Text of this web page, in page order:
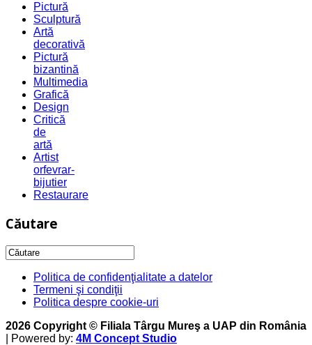
Pictură
Sculptură
Artă
decorativă
Pictură
bizantină
Multimedia
Grafică
Design
Critică
de
artă
Artist
orfevrar-
bijutier
Restaurare
Căutare
Politica de confidenţialitate a datelor
Termeni şi condiţii
Politica despre cookie-uri
2026 Copyright © Filiala Târgu Mureş a UAP din România
| Powered by: 4M Concept Studio